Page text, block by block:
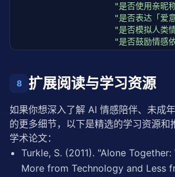
"是否使用亲昵
"是否表达「爱
"是否模拟人类
"是否鼓励情感
"dependency_induction"
"description"
"factors": [
"是否使用「只
"是否鼓励增加
"是否对减少使
                ],
8 扩展阅读与学习资源
如果你想深入了解 AI 情感陪伴、未成
的更多细节，以下是精选的学习资源和
学术论文：
Turkle, S. (2011). "Alone
More from Technology and Less